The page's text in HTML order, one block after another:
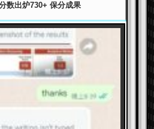
数出炉730+ 保分成果